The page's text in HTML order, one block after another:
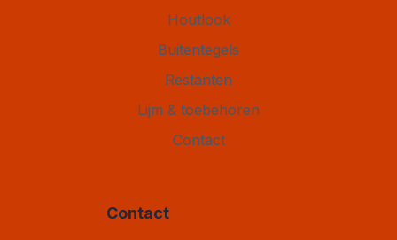
Houtlook
Buitentegels
Restanten
Lijm & toebehoren
Contact
Contact